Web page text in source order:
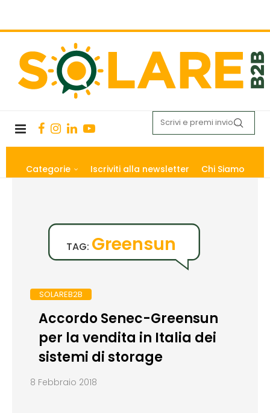
Categorie Iscriviti alla newsletter Chi Siamo
TAG: Greensun
SOLAREB2B
Accordo Senec-Greensun
per la vendita in Italia dei
sistemi di storage
8 Febbraio 2018